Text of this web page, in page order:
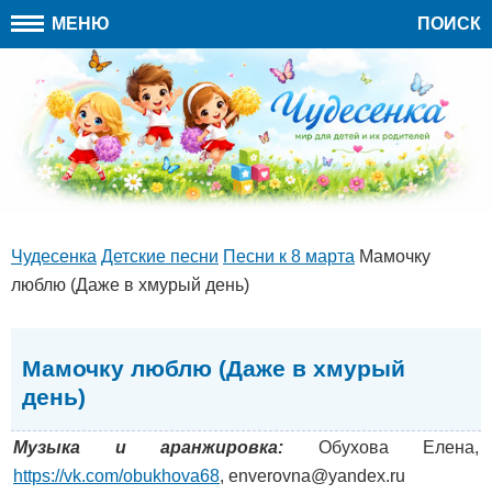
МЕНЮ ПОИСК
Чудесенка Детские песни Песни к 8 марта Мамочку
люблю (Даже в хмурый день)
Мамочку люблю (Даже в хмурый
день)
Музыка и аранжировка: Обухова Елена,
https://vk.com/obukhova68, enverovna@yandex.ru